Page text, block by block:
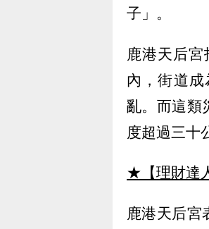
子」。
鹿港天后
內，街道
亂。而這類
度超過三十
★【理財達
鹿港天后宮